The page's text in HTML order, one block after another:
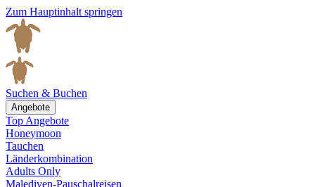
Zum Hauptinhalt springen
Suchen & Buchen
Angebote
Top Angebote
Honeymoon
Tauchen
Länderkombination
Adults Only
Malediven-Pauschalreisen